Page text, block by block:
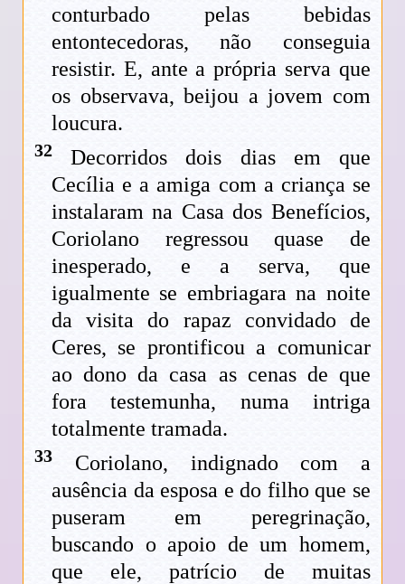
conturbado pelas bebidas
entontecedoras, não conseguia
resistir. E, ante a própria serva que
os observava, beijou a jovem com
loucura.
32 Decorridos dois dias em que
Cecília e a amiga com a criança se
instalaram na Casa dos Benefícios,
Coriolano regressou quase de
inesperado, e a serva, que
igualmente se embriagara na noite
da visita do rapaz convidado de
Ceres, se prontificou a comunicar
ao dono da casa as cenas de que
fora testemunha, numa intriga
totalmente tramada.
33 Coriolano, indignado com a
ausência da esposa e do filho que se
puseram em peregrinação,
buscando o apoio de um homem,
que ele, patrício de muitas